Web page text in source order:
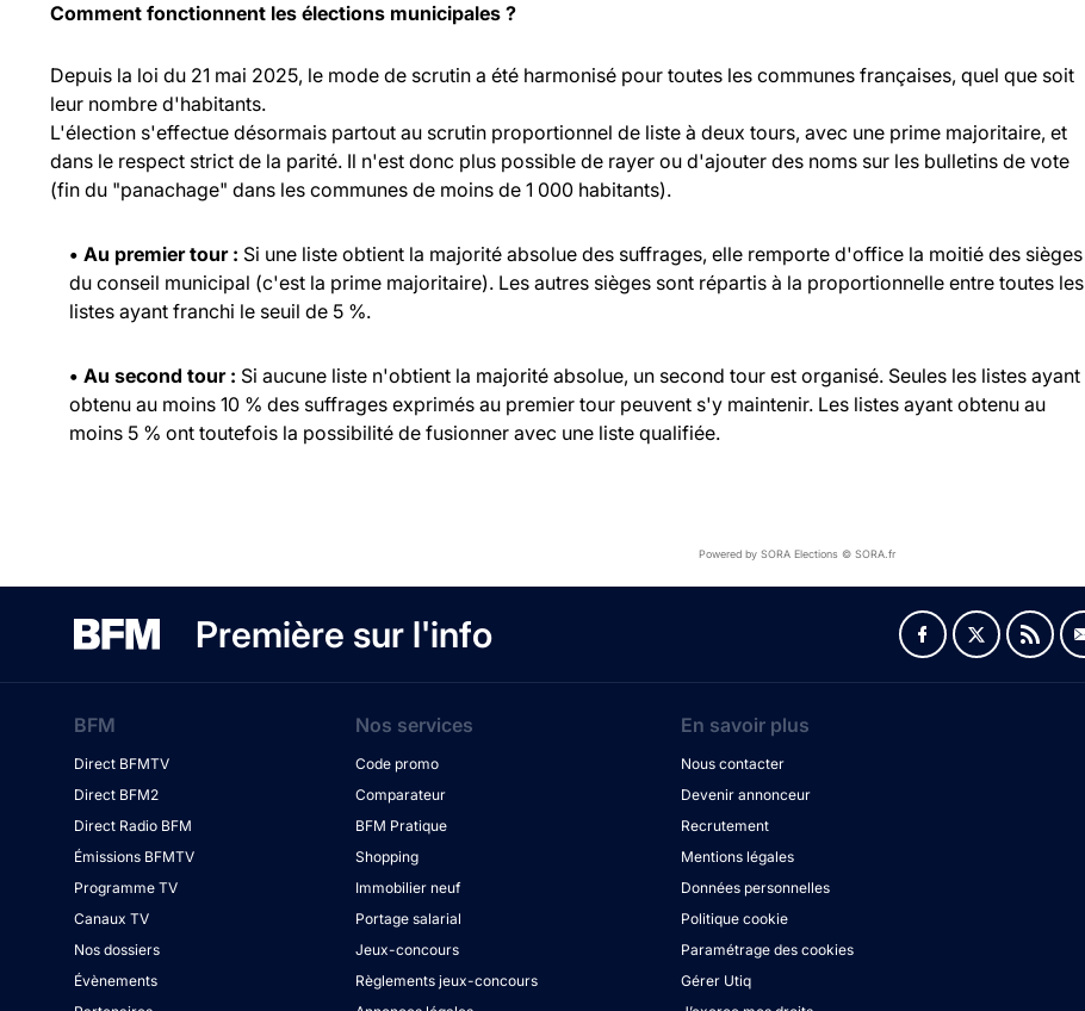
Comment fonctionnent les élections municipales ?
Depuis la loi du 21 mai 2025, le mode de scrutin a été harmonisé pour toutes les communes françaises, quel que soit
leur nombre d'habitants.
L'élection s'effectue désormais partout au scrutin proportionnel de liste à deux tours, avec une prime majoritaire, et
dans le respect strict de la parité. Il n'est donc plus possible de rayer ou d'ajouter des noms sur les bulletins de vote
(fin du "panachage" dans les communes de moins de 1 000 habitants).
• Au premier tour : Si une liste obtient la majorité absolue des suffrages, elle remporte d'office la moitié des sièges
du conseil municipal (c'est la prime majoritaire). Les autres sièges sont répartis à la proportionnelle entre toutes les
listes ayant franchi le seuil de 5 %.
• Au second tour : Si aucune liste n'obtient la majorité absolue, un second tour est organisé. Seules les listes ayant
obtenu au moins 10 % des suffrages exprimés au premier tour peuvent s'y maintenir. Les listes ayant obtenu au
moins 5 % ont toutefois la possibilité de fusionner avec une liste qualifiée.
Powered by SORA Elections © SORA.fr
Première sur l'info
BFM
Direct BFMTV
Direct BFM2
Direct Radio BFM
Émissions BFMTV
Programme TV
Canaux TV
Nos dossiers
Évènements
Nos services
Code promo
Comparateur
BFM Pratique
Shopping
Immobilier neuf
Portage salarial
Jeux-concours
Règlements jeux-concours
En savoir plus
Nous contacter
Devenir annonceur
Recrutement
Mentions légales
Données personnelles
Politique cookie
Paramétrage des cookies
Gérer Utiq